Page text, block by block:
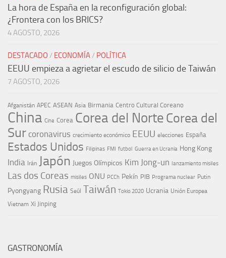
La hora de España en la reconfiguración global:
¿Frontera con los BRICS?
4 AGOSTO, 2026
DESTACADO / ECONOMÍA/ POLÍTICA
EEUU empieza a agrietar el escudo de silicio de Taiwán
7 AGOSTO, 2026
Afganistán APEC ASEAN Asia Birmania Centro Cultural Coreano
China Cine Corea Corea del NorteCorea del
Sur coronavirus crecimiento económico EEUU elecciones España
Estados Unidos Filipinas FMI futbol Guerra en Ucrania Hong Kong
India Irán Japón Juegos Olímpicos Kim Jong-un lanzamiento misiles
Las dos Coreas misiles ONU PCCh Pekín PIB Programa nuclear Putin
Pyongyang Rusia Seúl Taiwán Tokio 2020 Ucrania Unión Europea
Vietnam Xi Jinping
GASTRONOMÍA